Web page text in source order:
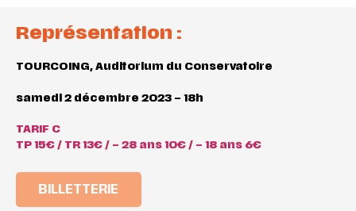
Représentation :
TOURCOING, Auditorium du Conservatoire
samedi 2 décembre 2023 – 18h
TARIF C
TP 15€ / TR 13€ / – 28 ans 10€ / – 18 ans 6€
BILLETTERIE